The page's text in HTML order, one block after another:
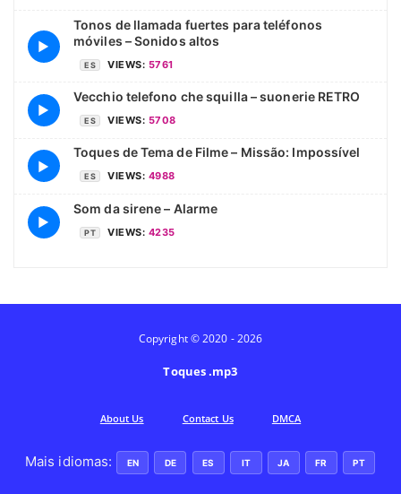
▶
Tonos de llamada fuertes para teléfonos
móviles – Sonidos altos
ES VIEWS: 5761
▶
Vecchio telefono che squilla – suonerie RETRO
ES VIEWS: 5708
▶
Toques de Tema de Filme – Missão: Impossível
ES VIEWS: 4988
▶
Som da sirene – Alarme
PT VIEWS: 4235
Copyright © 2020 - 2026
Toques .mp3
Аbout Us Contact Us DMCA
Mais idiomas: EN DE ES IT JA FR PT